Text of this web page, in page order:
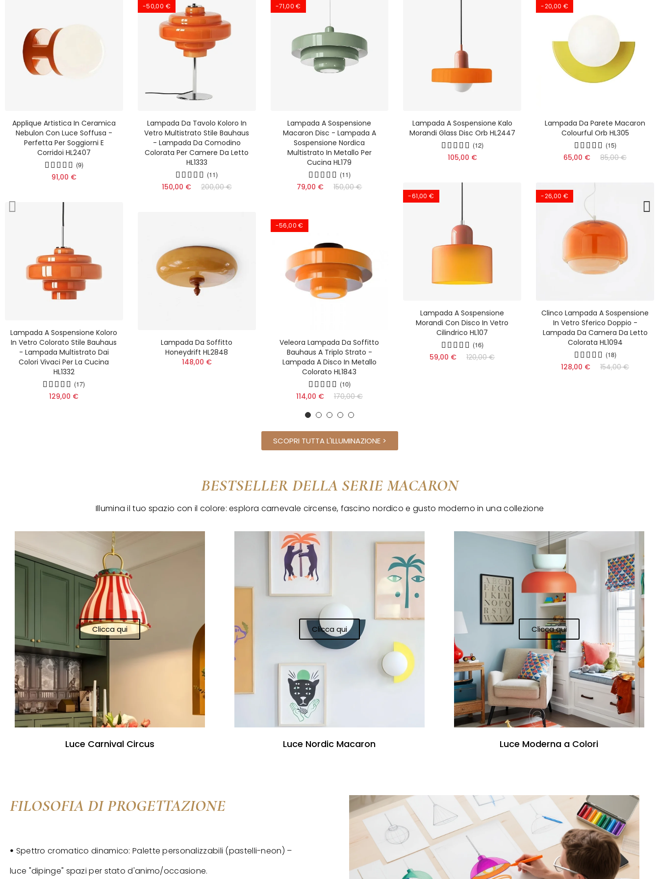
Applique Artistica In Ceramica
Nebulon Con Luce Soffusa -
Perfetta Per Soggiorni E
Corridoi HL2407
(9)
91,00 €
Lampada A Sospensione Koloro
In Vetro Colorato Stile Bauhaus
- Lampada Multistrato Dai
Colori Vivaci Per La Cucina
HL1332
(17)
129,00 €
-50,00 €
Lampada Da Tavolo Koloro In
Vetro Multistrato Stile Bauhaus
- Lampada Da Comodino
Colorata Per Camere Da Letto
HL1333
(11)
150,00 € 200,00 €
Lampada Da Soffitto
Honeydrift HL2848
148,00 €
-71,00 €
Lampada A Sospensione
Macaron Disc - Lampada A
Sospensione Nordica
Multistrato In Metallo Per
Cucina HL179
(11)
79,00 € 150,00 €
-56,00 €
Veleora Lampada Da Soffitto
Bauhaus A Triplo Strato -
Lampada A Disco In Metallo
Colorato HL1843
(10)
114,00 € 170,00 €
Lampada A Sospensione Kalo
Morandi Glass Disc Orb HL2447
(12)
105,00 €
-61,00 €
Lampada A Sospensione
Morandi Con Disco In Vetro
Cilindrico HL107
(16)
59,00 € 120,00 €
-20,00 €
Lampada Da Parete Macaron
Colourful Orb HL305
(15)
65,00 € 85,00 €
-26,00 €
Clinco Lampada A Sospensione
In Vetro Sferico Doppio -
Lampada Da Camera Da Letto
Colorata HL1094
(18)
128,00 € 154,00 €
SCOPRI TUTTA L'ILLUMINAZIONE >
BESTSELLER DELLA SERIE MACARON
Illumina il tuo spazio con il colore: esplora carnevale circense, fascino nordico e gusto moderno in una collezione
Clicca qui Clicca qui
Luce Carnival Circus
Clicca qui Clicca qui Clicca qui
Luce Nordic Macaron
Clicca qui Clicca qui Clicca qui
Luce Moderna a Colori
FILOSOFIA DI PROGETTAZIONE
ꔷ Spettro cromatico dinamico: Palette personalizzabili (pastelli-neon) –
luce "dipinge" spazi per stato d'animo/occasione.